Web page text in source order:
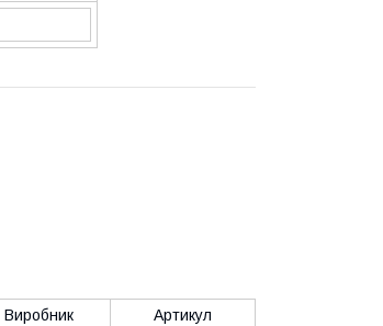
Виробник
Артикул